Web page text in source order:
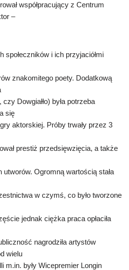
współpracujący z Centrum
–
społeczników i ich przyjaciółmi
znakomitego poety. Dodatkową
Dowgiałło) była potrzeba
się
aktorskiej. Próby trwały przez 3
prestiż przedsięwzięcia, a także
utworów. Ogromną wartością stała
w czymś, co było tworzone
jednak ciężka praca opłaciła
nagrodziła artystów
wielu
m.in. były Wicepremier Longin